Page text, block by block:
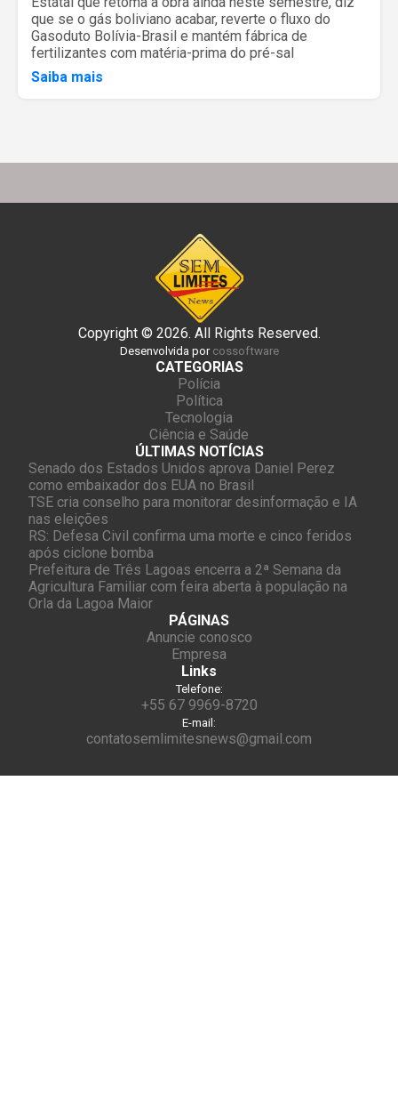
que se o gás boliviano acabar, reverte o fluxo do
Gasoduto Bolívia-Brasil e mantém fábrica de
fertilizantes com matéria-prima do pré-sal
Saiba mais
Copyright © 2026. All Rights Reserved.
Desenvolvida por cossoftware
CATEGORIAS
Polícia
Política
Tecnologia
Ciência e Saúde
ÚLTIMAS NOTÍCIAS
Senado dos Estados Unidos aprova Daniel Perez
como embaixador dos EUA no Brasil
TSE cria conselho para monitorar desinformação e IA
nas eleições
RS: Defesa Civil confirma uma morte e cinco feridos
após ciclone bomba
Prefeitura de Três Lagoas encerra a 2ª Semana da
Agricultura Familiar com feira aberta à população na
Orla da Lagoa Maior
PÁGINAS
Anuncie conosco
Empresa
Links
Telefone:
+55 67 9969-8720
E-mail:
contatosemlimitesnews@gmail.com